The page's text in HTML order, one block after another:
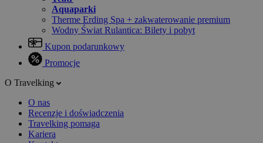
Aquaparki
Therme Erding Spa + zakwaterowanie premium
Wodny Świat Rulantica: Bilety i pobyt
Kupon podarunkowy
Promocje
O Travelking
O nas
Recenzje i doświadczenia
Travelking pomaga
Kariera